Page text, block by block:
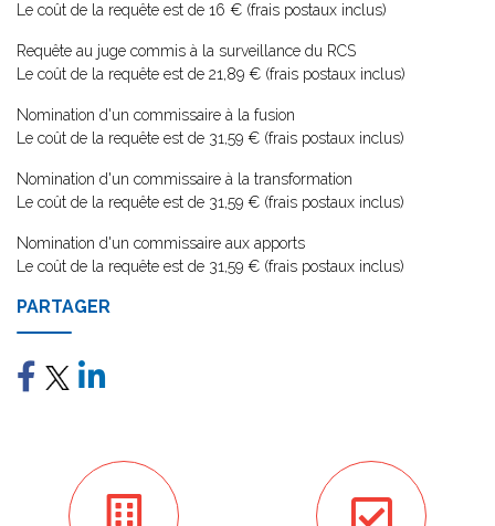
Le coût de la requête est de 16 € (frais postaux inclus)
Requête au juge commis à la surveillance du RCS
Le coût de la requête est de 21,89 € (frais postaux inclus)
Nomination d'un commissaire à la fusion
Le coût de la requête est de 31,59 € (frais postaux inclus)
Nomination d'un commissaire à la transformation
Le coût de la requête est de 31,59 € (frais postaux inclus)
Nomination d'un commissaire aux apports
Le coût de la requête est de 31,59 € (frais postaux inclus)
PARTAGER